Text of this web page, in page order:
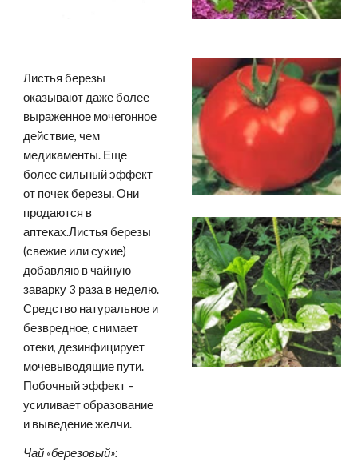
Листья березы
оказывают даже более
выраженное мочегонное
действие, чем
медикаменты. Еще
более сильный эффект
от почек березы. Они
продаются в
аптеках.Листья березы
(свежие или сухие)
добавляю в чайную
заварку 3 раза в неделю.
Средство натуральное и
безвредное, снимает
отеки, дезинфицирует
мочевыводящие пути.
Побочный эффект –
усиливает образование
и выведение желчи.
Чай «березовый»: